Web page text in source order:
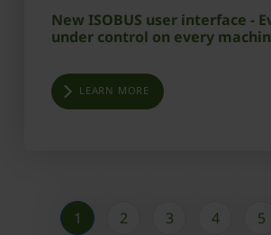
New ISOBUS user interface -
under control on every
LEARN MORE
1 2 3 4 5